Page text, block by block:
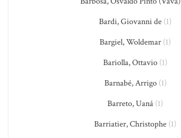
Bardi, Giovanni de (1)
Bargiel, Woldemar (1)
Bariolla, Ottavio (1)
Barnabé, Arrigo(1)
Barreto, Uaná (1)
Barriatier, Christophe (1)